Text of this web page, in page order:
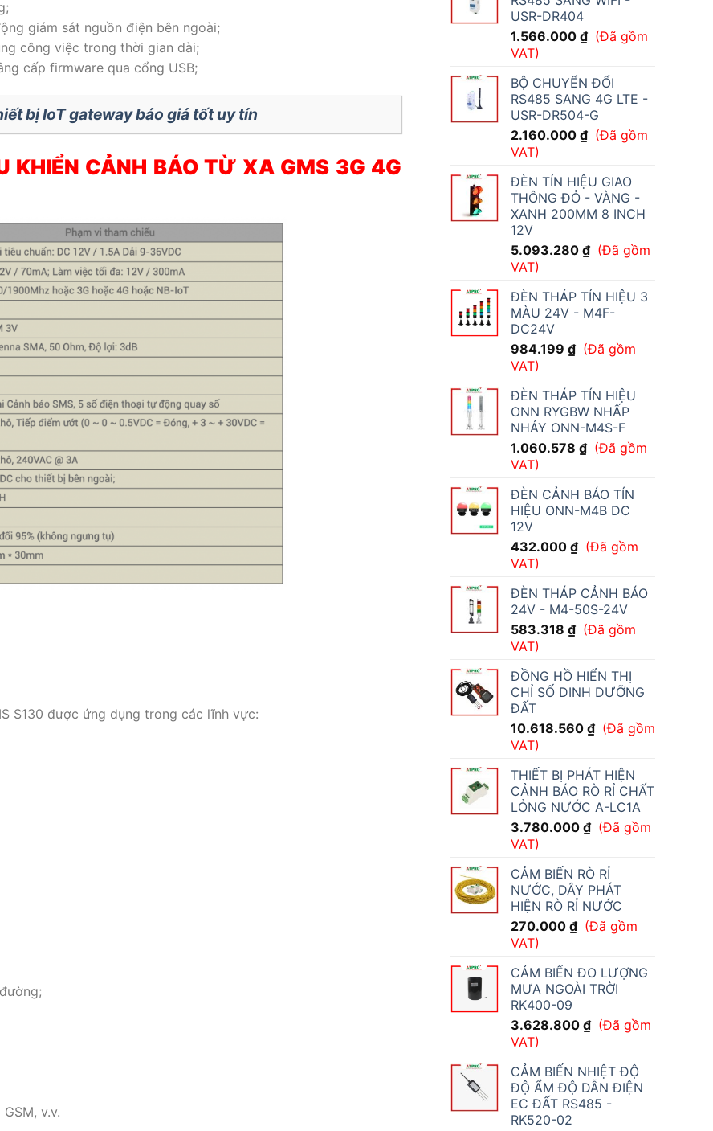
USR-DR404
1.566.000 ₫ (Đã gồm
VAT)
BỘ CHUYỂN ĐỔI
RS485 SANG 4G LTE -
USR-DR504-G
2.160.000 ₫ (Đã gồm
VAT)
ĐÈN TÍN HIỆU GIAO
THÔNG ĐỎ - VÀNG -
XANH 200MM 8 INCH
12V
5.093.280 ₫ (Đã gồm
VAT)
ĐÈN THÁP TÍN HIỆU 3
MÀU 24V - M4F-
DC24V
984.199 ₫ (Đã gồm
VAT)
ĐÈN THÁP TÍN HIỆU
ONN RYGBW NHẤP
NHÁY ONN-M4S-F
1.060.578 ₫ (Đã gồm
VAT)
ĐÈN CẢNH BÁO TÍN
HIỆU ONN-M4B DC
12V
432.000 ₫ (Đã gồm
VAT)
ĐÈN THÁP CẢNH BÁO
24V - M4-50S-24V
583.318 ₫ (Đã gồm
VAT)
ĐỒNG HỒ HIỂN THỊ
CHỈ SỐ DINH DƯỠNG
ĐẤT
10.618.560 ₫ (Đã gồm
VAT)
THIẾT BỊ PHÁT HIỆN
CẢNH BÁO RÒ RỈ CHẤT
LỎNG NƯỚC A-LC1A
3.780.000 ₫ (Đã gồm
VAT)
CẢM BIẾN RÒ RỈ
NƯỚC, DÂY PHÁT
HIỆN RÒ RỈ NƯỚC
270.000 ₫ (Đã gồm
VAT)
CẢM BIẾN ĐO LƯỢNG
MƯA NGOÀI TRỜI
RK400-09
3.628.800 ₫ (Đã gồm
VAT)
CẢM BIẾN NHIỆT ĐỘ
ĐỘ ẨM ĐỘ DẪN ĐIỆN
EC ĐẤT RS485 -
RK520-02
giám sát nguồn điện bên ngoài;
công việc trong thời gian dài;
cấp firmware qua cổng USB;
bị IoT gateway báo giá tốt uy tín
KHIỂN CẢNH BÁO TỪ XA GMS 3G 4G
S130 được ứng dụng trong các lĩnh vực:
v.v.